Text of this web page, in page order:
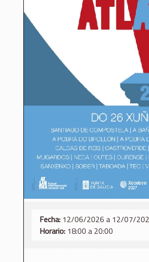
Fecha: 12/06/2026 a 12/07/
Horario: 18:00 a 20:00